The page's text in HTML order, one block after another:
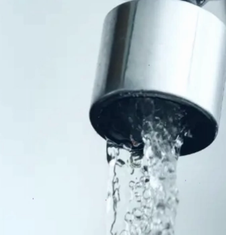
https://erci.edu.vn/tac-hai-cua-nuoc-cung-hoa-12